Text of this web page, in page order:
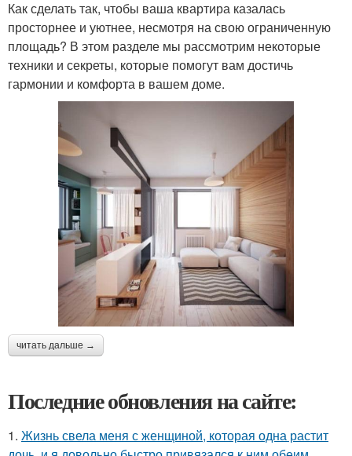
Как сделать так, чтобы ваша квартира казалась
просторнее и уютнее, несмотря на свою ограниченную
площадь? В этом разделе мы рассмотрим некоторые
техники и секреты, которые помогут вам достичь
гармонии и комфорта в вашем доме.
читать дальше →
Последние обновления на сайте:
1. Жизнь свела меня с женщиной, которая одна растит